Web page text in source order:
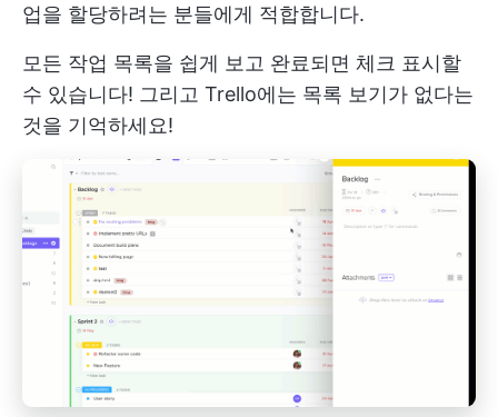
업을 할당하려는 분들에게 적합합니다.
모든 작업 목록을 쉽게 보고 완료되면 체크 표시할
수 있습니다! 그리고 Trello에는 목록 보기가 없다는
것을 기억하세요!